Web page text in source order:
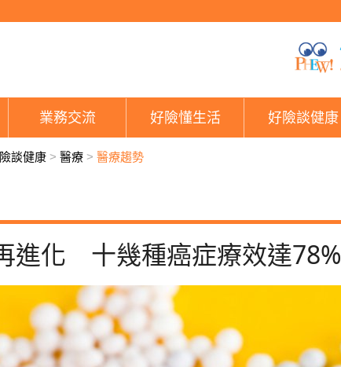
業務交流 好險懂生活 好險談健康
談健康 > 醫療 > 醫療趨勢
進化 十幾種癌症療效達78%